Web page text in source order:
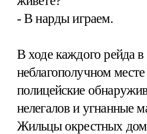
- В нарды играем.
В ходе каждого рейда в
неблагополучном месте
полицейские
нелегалов и угнанные
Жильцы окрестных